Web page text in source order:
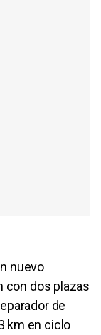
nuevo
con dos plazas
de
km en ciclo